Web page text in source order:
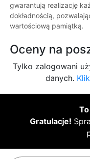
gwarantują realizację
dokładnością,
wartościową pamiątką.
Oceny na
Tylko zalogowani
danych.
Gratulacje!